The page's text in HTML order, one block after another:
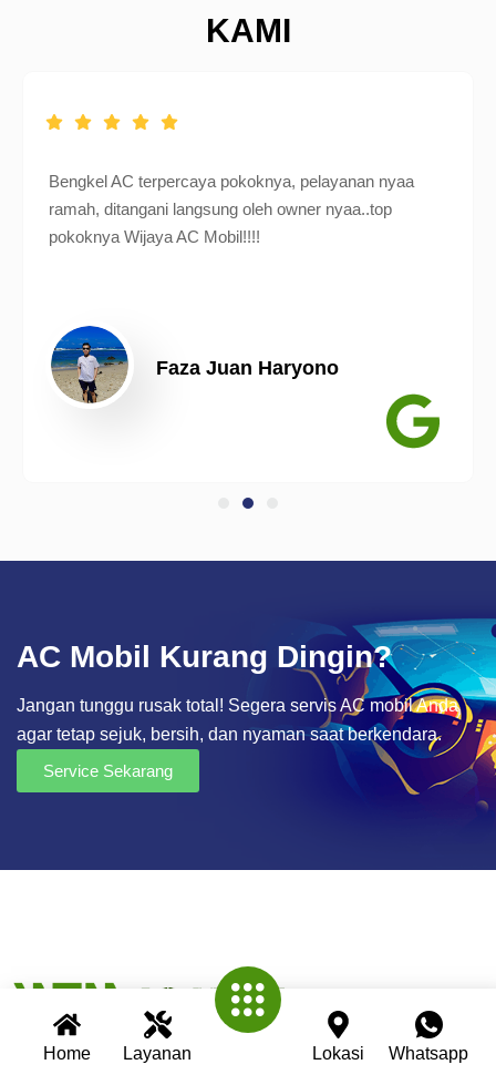
Home Layanan Lokasi Whatsapp
KAMI
Bengkel AC terpercaya pokoknya, pelayanan nyaa
ramah, ditangani langsung oleh owner nyaa..top
pokoknya Wijaya AC Mobil!!!!
Faza Juan Haryono
AC Mobil Kurang Dingin?
Jangan tunggu rusak total! Segera servis AC mobil Anda
agar tetap sejuk, bersih, dan nyaman saat berkendara.
Service Sekarang